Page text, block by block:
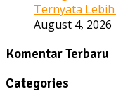
Ternyata
August 4, 2026
Komentar Terbaru
Categories